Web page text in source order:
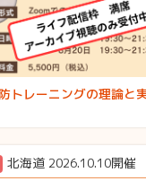
レーニングの理論と
北海道 2026.10.10開催